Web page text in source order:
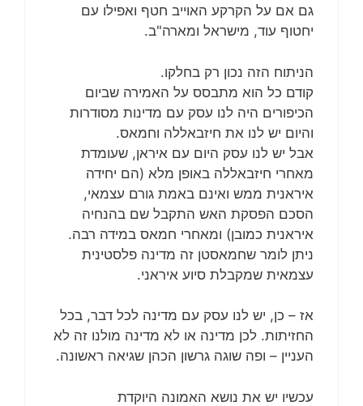
גם אם על הקרקע האוייב חטף ואפילו עם
יחטוף עוד, מישראל ומארה"ב.
הניתוח הזה נכון רק בחלקו.
קודם כל הוא מתבסס על האמירה שביום
הכיפורים היה לנו עסק עם מדינות מסודרות
והיום יש לנו את חיזבאללה וחמאס.
אבל יש לנו עסק היום עם איראן, שעומדת
מאחרי חיזבאללה באופן מלא (הם יחידה
איראנית ממש ואינם באמת גורם עצמאי,
הסכם הפסקת האש התקבל שם בהנחיה
איראנית כמובן) ומאחרי חמאס במידה רבה.
ניתן לומר שחמאסטן זה מדינה פלסטינית
עצמאית שמקבלת סיוע איראני.
אז – כן, יש לנו עסק עם מדינה לכל דבר, בכל
החזיתות. לכן מדינה או לא מדינה מולנו זה לא
העניין – ופה שוגה גרשון הכהן שגיאה ראשונה.
עכשיו יש את נושא האמונה היוקדת